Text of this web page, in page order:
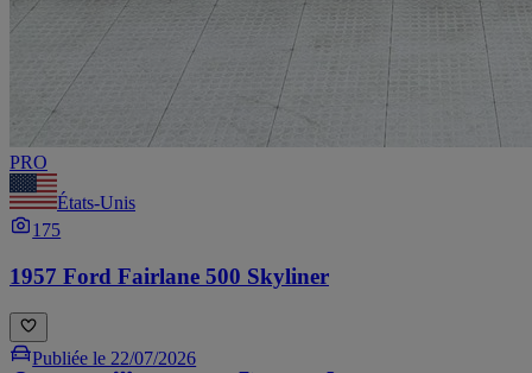
PRO
États-Unis
175
1957 Ford Fairlane 500 Skyliner
Publiée le 22/07/2026